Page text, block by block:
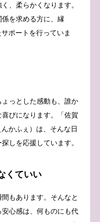
、柔らかくなります。
を求める方に、縁
ポートを行っていま
っとした感動も、誰か
びになります。「佐賀
かふぇ）は、そんな日
しを応援しています。
くていい
もあります。そんなと
心感は、何ものにも代